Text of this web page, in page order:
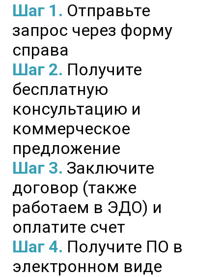
Шаг 1. Отправьте
запрос через форму
справа
Шаг 2. Получите
бесплатную
консультацию и
коммерческое
предложение
Шаг 3. Заключите
договор (также
работаем в ЭДО) и
оплатите счет
Шаг 4. Получите ПО в
электронном виде